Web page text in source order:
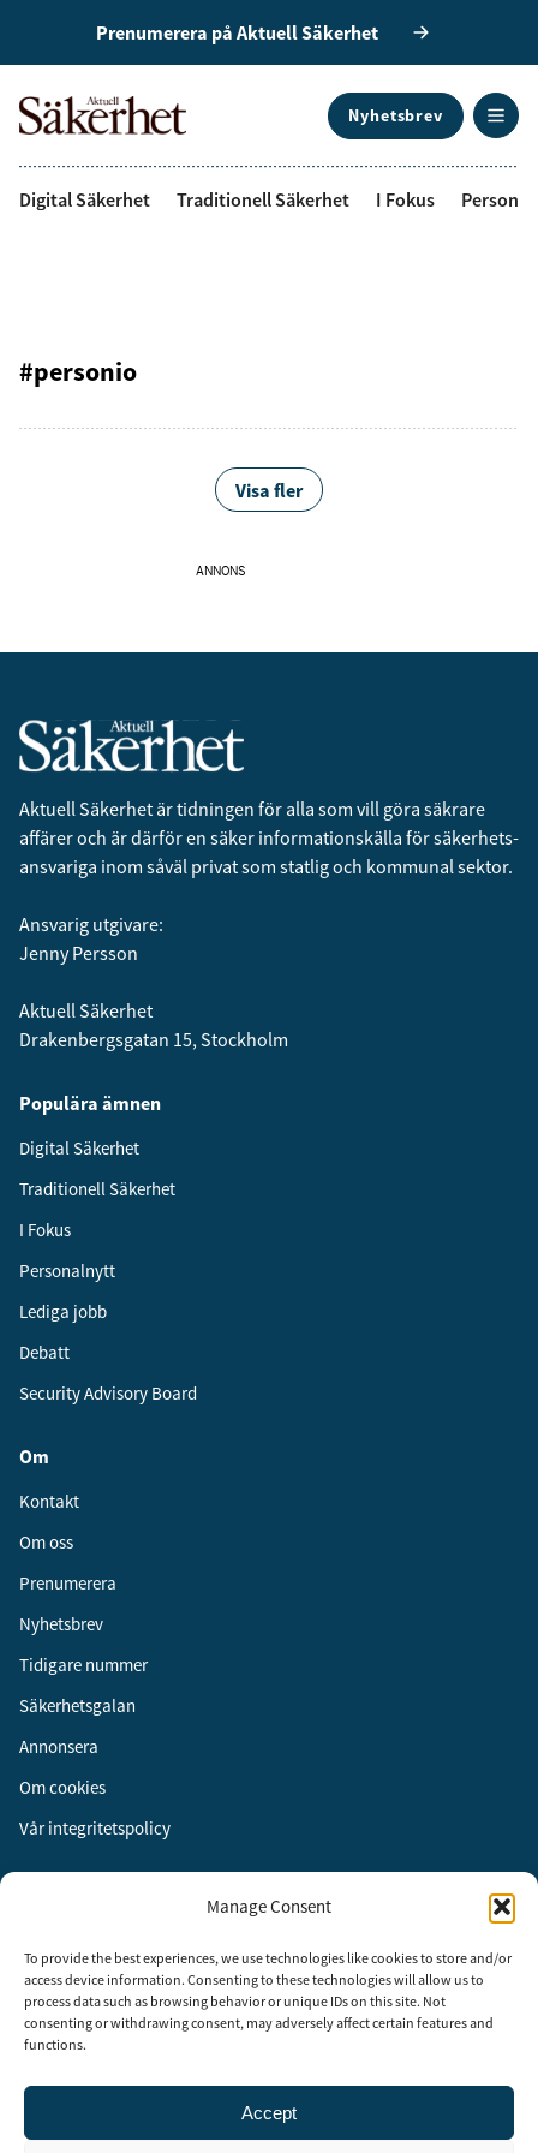
Manage Consent
To provide the best experiences, we use technologies like cookies to store and/or
access device information. Consenting to these technologies will allow us to
process data such as browsing behavior or unique IDs on this site. Not
consenting or withdrawing consent, may adversely affect certain features and
functions.
Accept
Prenumerera på Aktuell Säkerhet
Nyhetsbrev
Digital Säkerhet Traditionell Säkerhet I Fokus
#personio
Visa fler
ANNONS
Aktuell Säkerhet är tidningen för alla som vill göra säkrare
affärer och är därför en säker informationskälla för säkerhets­
ansvariga inom såväl privat som statlig och kommunal sektor.
Ansvarig utgivare:
Jenny Persson
Aktuell Säkerhet
Drakenbergsgatan 15, Stockholm
Populära ämnen
Digital Säkerhet
Traditionell Säkerhet
I Fokus
Personalnytt
Lediga jobb
Debatt
Security Advisory Board
Om
Kontakt
Om oss
Prenumerera
Nyhetsbrev
Tidigare nummer
Säkerhetsgalan
Annonsera
Om cookies
Vår integritetspolicy
Instagram
LinkedIn